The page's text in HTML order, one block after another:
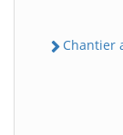
Chantier